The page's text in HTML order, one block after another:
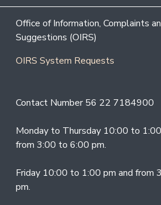
Office of Information, Complaints
Suggestions (OIRS)
OIRS System Requests
Contact Number 56 22 7184900
Monday to Thursday 10:00 to
from 3:00 to 6:00 pm.
Friday 10:00 to 1:00 pm and from
pm.